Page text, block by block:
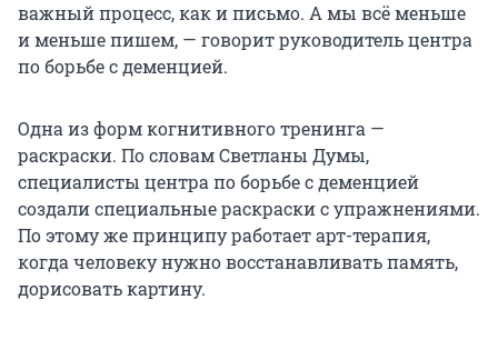
важный процесс, как и письмо. А мы всё меньше
и меньше пишем, — говорит руководитель центра
по борьбе с деменцией.
Одна из форм когнитивного тренинга —
раскраски. По словам Светланы Думы,
специалисты центра по борьбе с деменцией
создали специальные раскраски с упражнениями.
По этому же принципу работает арт-терапия,
когда человеку нужно восстанавливать память,
дорисовать картину.